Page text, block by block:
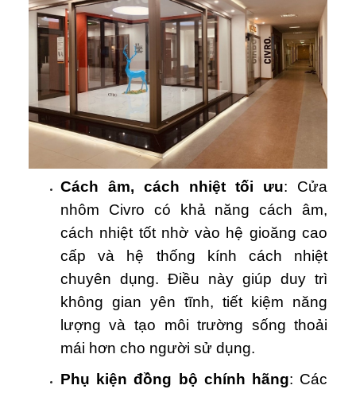
Cách âm, cách nhiệt tối ưu: Cửa
nhôm Civro có khả năng cách âm,
cách nhiệt tốt nhờ vào hệ gioăng cao
cấp và hệ thống kính cách nhiệt
chuyên dụng. Điều này giúp duy trì
không gian yên tĩnh, tiết kiệm năng
lượng và tạo môi trường sống thoải
mái hơn cho người sử dụng.
Phụ kiện đồng bộ chính hãng: Các